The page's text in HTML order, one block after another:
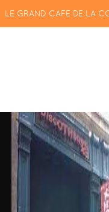
LE GRAND CAFE DE LA